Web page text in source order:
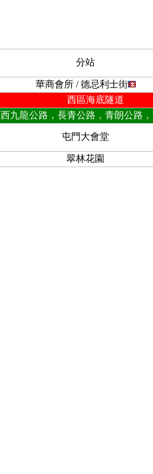
分站
華商會所 / 德忌利士街
西區海底隧道
西九龍公路，長青公路，青朗公路
屯門大會堂
翠林花園